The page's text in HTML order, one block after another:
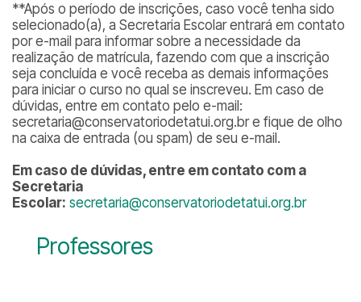
**Após o período de inscrições, caso você tenha sido
selecionado(a), a Secretaria Escolar entrará em contato
por e-mail para informar sobre a necessidade da
realização de matrícula, fazendo com que a inscrição
seja concluída e você receba as demais informações
para iniciar o curso no qual se inscreveu. Em caso de
dúvidas, entre em contato pelo e-mail:
secretaria@conservatoriodetatui.org.br e fique de olho
na caixa de entrada (ou spam) de seu e-mail.
Em caso de dúvidas, entre em contato com a
Secretaria
Escolar: secretaria@conservatoriodetatui.org.br
Professores